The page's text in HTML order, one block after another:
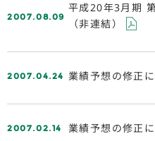
2007.08.09 平成20年3月期
（非連結）
2007.04.24 業績予想の修正
2007.02.14 業績予想の修正